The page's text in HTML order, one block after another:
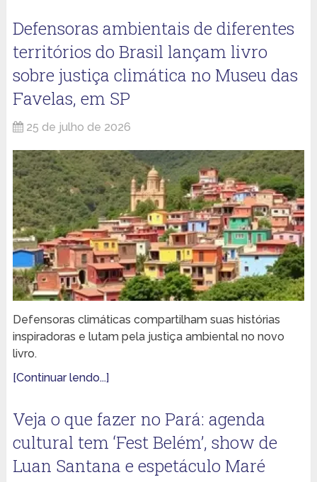
Defensoras ambientais de diferentes
territórios do Brasil lançam livro
sobre justiça climática no Museu das
Favelas, em SP
25 de julho de 2026
Defensoras climáticas compartilham suas histórias
inspiradoras e lutam pela justiça ambiental no novo
livro.
[Continuar lendo...]
Veja o que fazer no Pará: agenda
cultural tem ‘Fest Belém’, show de
Luan Santana e espetáculo Maré